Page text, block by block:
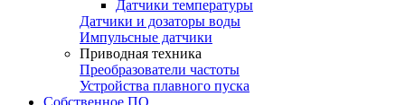
Датчики температуры
Датчики и дозаторы воды
Импульсные датчики
Приводная техника
Преобразователи частоты
Устройства плавного пуска
Собственное ПО